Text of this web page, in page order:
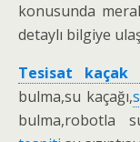
konusunda
detaylı bilgiye
Tesisat kaçak
bulma,su kaçağı,
bulma,robotla